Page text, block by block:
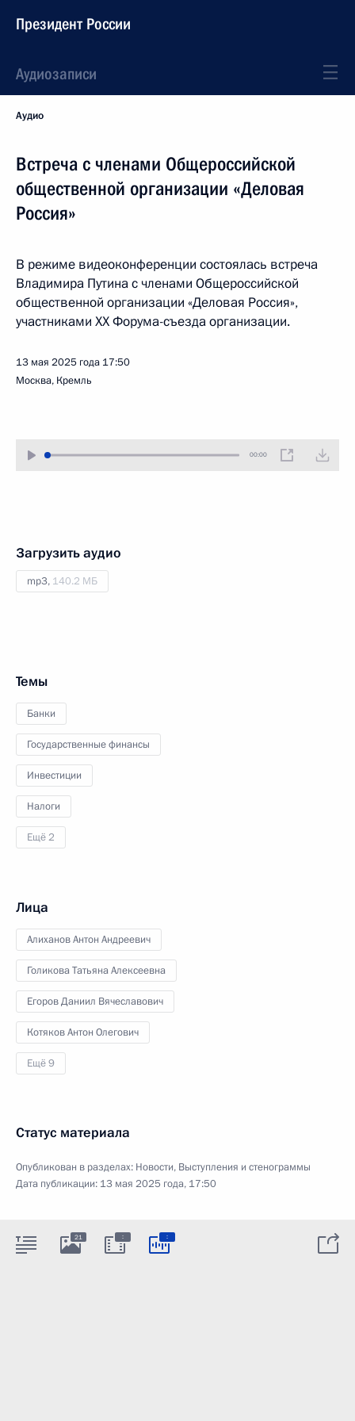
Президент России
Аудиозаписи
Аудио
Встреча с членами Общероссийской
общественной организации «Деловая
Россия»
В режиме видеоконференции состоялась встреча
Владимира Путина с членами Общероссийской
общественной организации «Деловая Россия»,
участниками XX Форума-съезда организации.
13 мая 2025 года 17:50
Москва, Кремль
00:00
Загрузить аудио
mp3, 140.2 МБ
Темы
Банки
Государственные финансы
Инвестиции
Налоги
Ещё 2
Лица
Алиханов Антон Андреевич
Голикова Татьяна Алексеевна
Егоров Даниил Вячеславович
Котяков Антон Олегович
Ещё 9
Статус материала
Опубликован в разделах: Новости, Выступления и стенограммы
Дата публикации: 13 мая 2025 года, 17:50
21 : :